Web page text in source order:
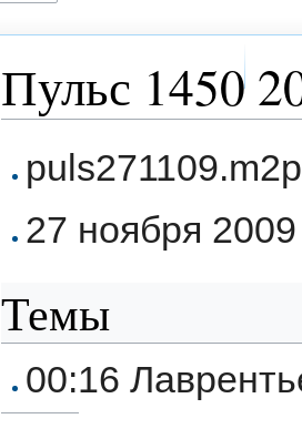
Пульс 1450
puls271109.m2p
27 ноября
Темы
00:16